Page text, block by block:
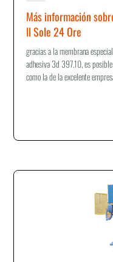
Más información
Il Sole 24 Ore
gracias a la membrana
adhesiva 3d 397.10, es
como la de la excelente